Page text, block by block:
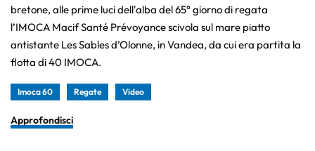
bretone, alle prime luci dell'alba del 65° giorno di regata
l’IMOCA Macif Santé Prévoyance scivola sul mare piatto
antistante Les Sables d’Olonne, in Vandea, da cui era partita la
flotta di 40 IMOCA.
Imoca 60 Regate Video
Approfondisci